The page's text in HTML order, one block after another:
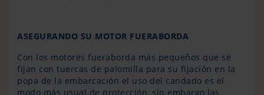
ASEGURANDO SU MOTOR FUERABORDA
Con los motores fueraborda más pequeños que se
fijan con tuercas de palomilla para su fijación en la
popa de la embarcación el uso del candado es el
modo más usual de protección, sin embargo las